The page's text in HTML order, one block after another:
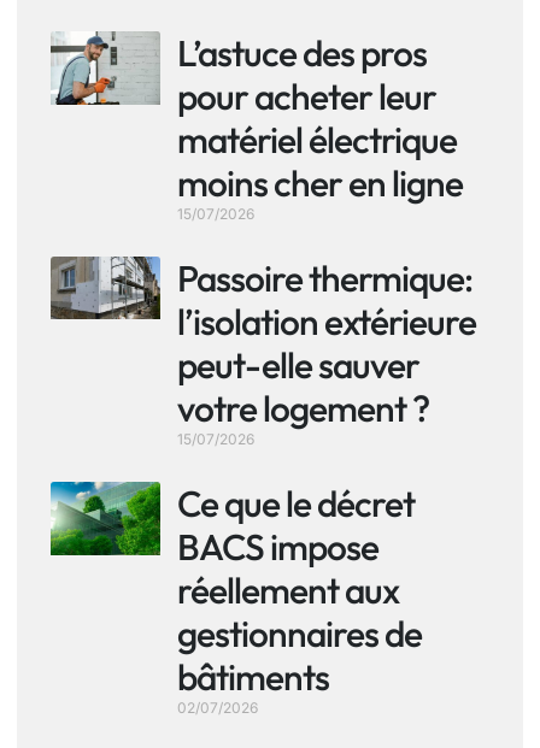
L’astuce des pros
pour acheter leur
matériel électrique
moins cher en ligne
15/07/2026
Passoire thermique:
l’isolation extérieure
peut-elle sauver
votre logement ?
15/07/2026
Ce que le décret
BACS impose
réellement aux
gestionnaires de
bâtiments
02/07/2026